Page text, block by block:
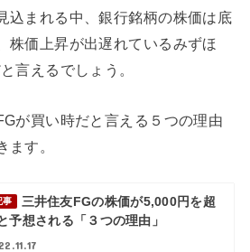
込まれる中、銀行銘柄の株価は底
株価上昇が出遅れているみずほ
言えるでしょう。
が買い時だと言える５つの理由
ます。
事
三井住友FGの株価が5,000円を超
予想される「３つの理由」